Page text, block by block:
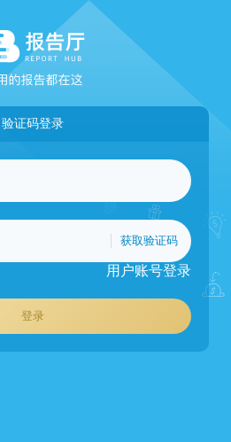
验证码登录
获取验证码
用户账号登录
登录